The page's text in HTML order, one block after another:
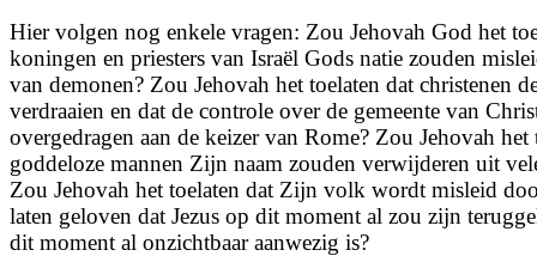
Hier volgen nog enkele vragen: Zou Jehovah God het
koningen en priesters van Israël Gods natie zouden
van demonen? Zou Jehovah het toelaten dat christenen
verdraaien en dat de controle over de gemeente van
overgedragen aan de keizer van Rome? Zou Jehovah het
goddeloze mannen Zijn naam zouden verwijderen uit
Zou Jehovah het toelaten dat Zijn volk wordt misleid
laten geloven dat Jezus op dit moment al zou zijn
dit moment al onzichtbaar aanwezig is?